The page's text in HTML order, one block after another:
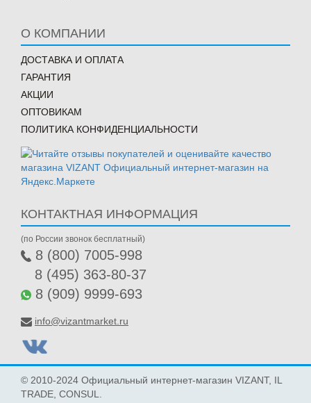
О КОМПАНИИ
ДОСТАВКА И ОПЛАТА
ГАРАНТИЯ
АКЦИИ
ОПТОВИКАМ
ПОЛИТИКА КОНФИДЕНЦИАЛЬНОСТИ
КОНТАКТНАЯ ИНФОРМАЦИЯ
(по России звонок бесплатный)
8 (800) 7005-998
8 (495) 363-80-37
8 (909) 9999-693
info@vizantmarket.ru
© 2010-2024 Официальный интернет-магазин VIZANT, IL
TRADE, CONSUL.